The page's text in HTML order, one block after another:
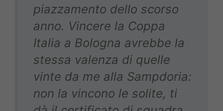
piazzamento dello scorso
anno. Vincere la Coppa
Italia a Bologna avrebbe la
stessa valenza di quelle
vinte da me alla Sampdoria:
non la vincono le solite, ti